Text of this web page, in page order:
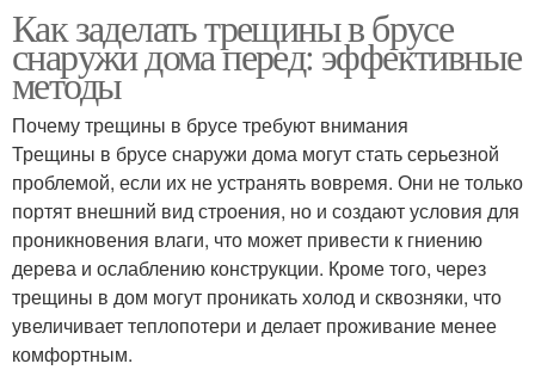
Как заделать трещины в брусе
снаружи дома перед: эффективные
методы
Почему трещины в брусе требуют внимания
Трещины в брусе снаружи дома могут стать серьезной
проблемой, если их не устранять вовремя. Они не только
портят внешний вид строения, но и создают условия для
проникновения влаги, что может привести к гниению
дерева и ослаблению конструкции. Кроме того, через
трещины в дом могут проникать холод и сквозняки, что
увеличивает теплопотери и делает проживание менее
комфортным.